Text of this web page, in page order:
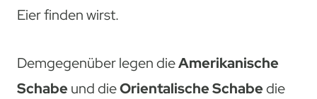
Eier finden wirst.
Demgegenüber legen dieAmerikanische
Schabe und dieOrientalische Schabedie